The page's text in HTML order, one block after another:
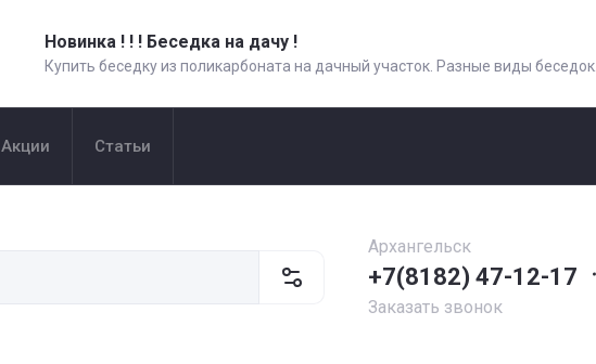
Новинка ! ! ! Беседка на дачу !
Купить беседку из поликарбоната на дачный участок. Разные виды беседок.
Акции Статьи
Архангельск
+7(8182) 47-12-17
Заказать звонок